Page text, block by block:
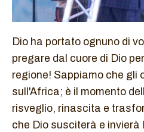
Dio ha portato ognuno di
pregare dal cuore di Dio
regione! Sappiamo che gli
sull'Africa; è il momento
risveglio, rinascita e
che Dio susciterà e invierà